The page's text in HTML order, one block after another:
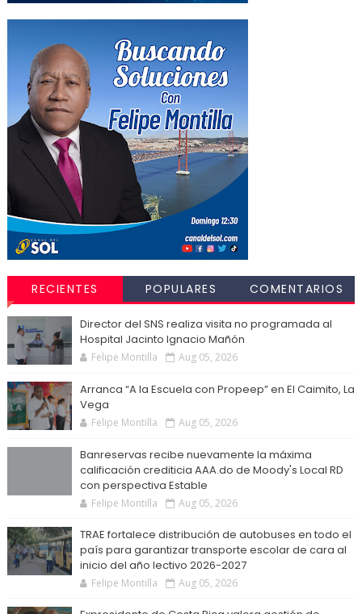
RECIENTES POPULARES COMENTARIOS
Director del SNS realiza visita no programada al
Hospital Jacinto Ignacio Mañón
Felipe Montilla Aug 05, 2026
Arranca “A la Escuela con Propeep” en El Caimito, La
Vega
Felipe Montilla Aug 05, 2026
Banreservas recibe nuevamente la máxima
calificación crediticia AAA.do de Moody's Local RD
con perspectiva Estable
Felipe Montilla Aug 05, 2026
TRAE fortalece distribución de autobuses en todo el
país para garantizar transporte escolar de cara al
inicio del año lectivo 2026-2027
Felipe Montilla Aug 05, 2026